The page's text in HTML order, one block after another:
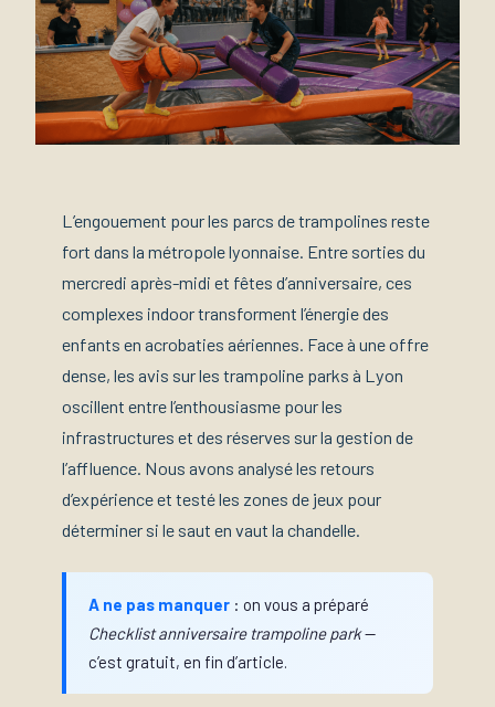
L’engouement pour les parcs de trampolines reste
fort dans la métropole lyonnaise. Entre sorties du
mercredi après-midi et fêtes d’anniversaire, ces
complexes indoor transforment l’énergie des
enfants en acrobaties aériennes. Face à une offre
dense, les avis sur les trampoline parks à Lyon
oscillent entre l’enthousiasme pour les
infrastructures et des réserves sur la gestion de
l’affluence. Nous avons analysé les retours
d’expérience et testé les zones de jeux pour
déterminer si le saut en vaut la chandelle.
A ne pas manquer : on vous a préparé
Checklist anniversaire trampoline park—
c’est gratuit, en fin d’article.